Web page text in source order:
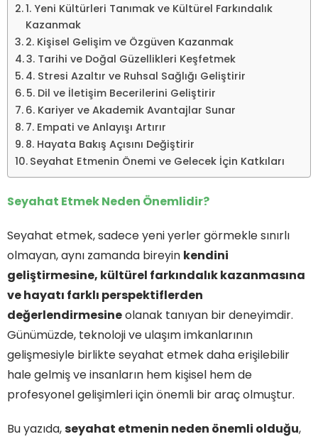
1. Yeni Kültürleri Tanımak ve Kültürel Farkındalık
Kazanmak
2. Kişisel Gelişim ve Özgüven Kazanmak
3. Tarihi ve Doğal Güzellikleri Keşfetmek
4. Stresi Azaltır ve Ruhsal Sağlığı Geliştirir
5. Dil ve İletişim Becerilerini Geliştirir
6. Kariyer ve Akademik Avantajlar Sunar
7. Empati ve Anlayışı Artırır
8. Hayata Bakış Açısını Değiştirir
Seyahat Etmenin Önemi ve Gelecek İçin Katkıları
Seyahat Etmek Neden Önemlidir?
Seyahat etmek, sadece yeni yerler görmekle sınırlı
olmayan, aynı zamanda bireyin kendini
geliştirmesine, kültürel farkındalık kazanmasına
ve hayatı farklı perspektiflerden
değerlendirmesineolanak tanıyan bir deneyimdir.
Günümüzde, teknoloji ve ulaşım imkanlarının
gelişmesiyle birlikte seyahat etmek daha erişilebilir
hale gelmiş ve insanların hem kişisel hem de
profesyonel gelişimleri için önemli bir araç olmuştur.
Bu yazıda,seyahat etmenin neden önemli olduğu,